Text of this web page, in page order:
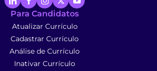
Para Candidatos
Atualizar Currículo
Cadastrar Currículo
Análise de Currículo
Inativar Currículo